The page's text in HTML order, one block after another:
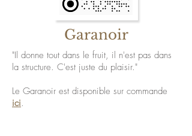
Garanoir
"Il donne tout dans le fruit, il n'est pas dans
la structure. C'est juste du plaisir."
Le Garanoir est disponible sur commande
ici.